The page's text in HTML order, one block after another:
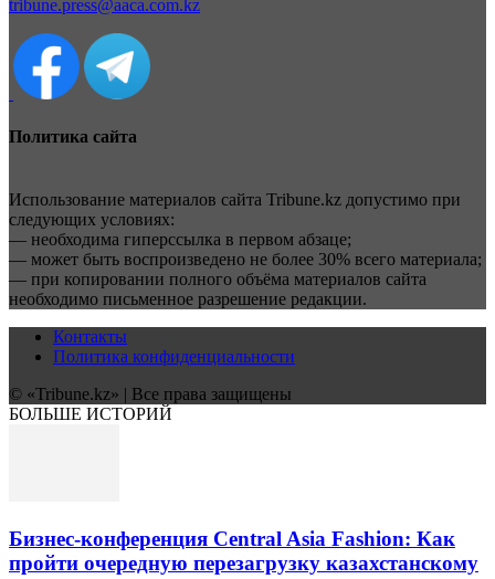
tribune.press@aaca.com.kz
Политика сайта
Использование материалов сайта Tribune.kz допустимо при
следующих условиях:
— необходима гиперссылка в первом абзаце;
— может быть воспроизведено не более 30% всего материала;
— при копировании полного объёма материалов сайта
необходимо письменное разрешение редакции.
Контакты
Политика конфиденциальности
© «Tribune.kz» | Все права защищены
БОЛЬШЕ ИСТОРИЙ
Бизнес-конференция Central Asia Fashion: Как
пройти очередную перезагрузку казахстанскому